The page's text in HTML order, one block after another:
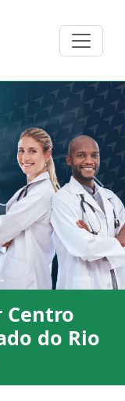
Next
Centro
do Rio